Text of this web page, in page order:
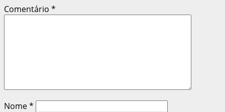
Comentário *
Nome*